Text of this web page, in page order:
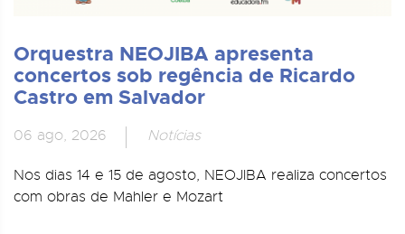
Orquestra NEOJIBA apresenta
concertos sob regência de Ricardo
Castro em Salvador
06 ago, 2026 Notícias
Nos dias 14 e 15 de agosto, NEOJIBA realiza concertos
com obras de Mahler e Mozart